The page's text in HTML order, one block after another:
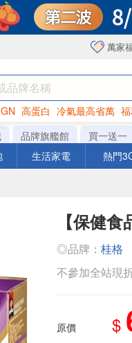
萬家
高蛋白 冷氣最高省萬
洋芋片
品牌旗艦館 買一送一
生活家電 熱門
【保健
◎品牌： 桂格
不參加全站現
原價 $